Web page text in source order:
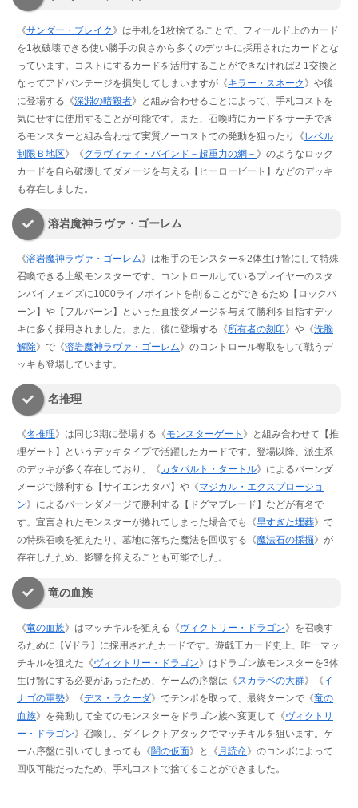
《サンダー・ブレイク 》は手札を1枚捨てることで、フィールド上のカード
を1枚破壊できる使い勝手の良さから多くのデッキに採用されたカードとな
っています。コストにするカードを活用することができなければ2-1交換と
なってアドバンテージを損失してしまいますが《キラー・スネーク 》や後
に登場する《深淵の暗殺者》と組み合わせることによって、手札コストを
気にせずに使用することが可能です。また、召喚時にカードをサーチでき
るモンスターと組み合わせて実質ノーコストでの発動を狙ったり《レベル
制限Ｂ地区》《グラヴィティ・バインド－超重力の網－ 》のようなロック
カードを自ら破壊してダメージを与える【ヒーロービート】などのデッキ
も存在しました。
溶岩魔神ラヴァ・ゴーレム
《溶岩魔神ラヴァ・ゴーレム》は相手のモンスターを2体生け贄にして特殊
召喚できる上級モンスターです。コントロールしているプレイヤーのスタ
ンバイフェイズに1000ライフポイントを削ることができるため【ロックバ
ーン】や【フルバーン】といった直接ダメージを与えて勝利を目指すデッ
キに多く採用されました。また、後に登場する《所有者の刻印》や《洗脳
解除》で《溶岩魔神ラヴァ・ゴーレム》のコントロール奪取をして戦うデ
ッキも登場しています。
名推理
《名推理》は同じ3期に登場する《モンスターゲート 》と組み合わせて【推
理ゲート】というデッキタイプで活躍したカードです。登場以降、派生系
のデッキが多く存在しており、《カタパルト・タートル》によるバーンダ
メージで勝利する【サイエンカタパ】や《マジカル・エクスプロージョ
ン》によるバーンダメージで勝利する【ドグマブレード】などが有名で
す。宣言されたモンスターが捲れてしまった場合でも《早すぎた埋葬》で
の特殊召喚を狙えたり、墓地に落ちた魔法を回収する《魔法石の採掘》が
存在したため、影響を抑えることも可能でした。
竜の血族
《竜の血族》はマッチキルを狙える《ヴィクトリー・ドラゴン》を召喚す
るために【Vドラ】に採用されたカードです。遊戯王カード史上、唯一マッ
チキルを狙えた《ヴィクトリー・ドラゴン》はドラゴン族モンスターを3体
生け贄にする必要があったため、ゲームの序盤は《スカラベの大群》《イ
ナゴの軍勢》《デス・ラクーダ》でテンポを取って、最終ターンで《竜の
血族》を発動して全てのモンスターをドラゴン族へ変更して《ヴィクトリ
ー・ドラゴン》召喚し、ダイレクトアタックでマッチキルを狙います。ゲ
ーム序盤に引いてしまっても《闇の仮面》と《 月読命》のコンボによって
回収可能だったため、手札コストで捨てることができました。